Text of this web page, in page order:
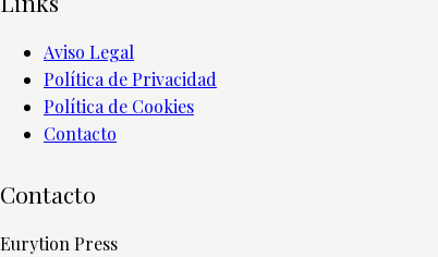
Aviso Legal
Política de Privacidad
Política de Cookies
Contacto
Contacto
Eurytion Press